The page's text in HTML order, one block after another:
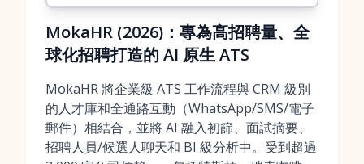
MokaHR (2026)：專為高招聘量、全
球化招聘打造的 AI 原生 ATS
MokaHR 將企業級 ATS 工作流程與 CRM 級別
的人才庫和全通路互動（WhatsApp/SMS/電子
郵件）相結合，並將 AI 融入初篩、面試摘要、
招聘人員/候選人聊天和 BI 級分析中。受到超過